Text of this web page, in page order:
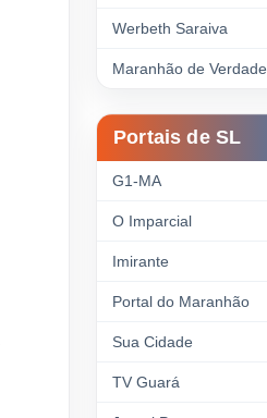
Werbeth Saraiva
Maranhão de Verdade
Portais de SL
G1-MA
O Imparcial
Imirante
Portal do Maranhão
Sua Cidade
TV Guará